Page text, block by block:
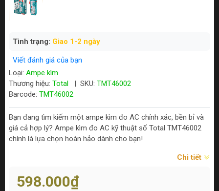
Tình trạng: Giao 1-2 ngày
Viết đánh giá của bạn
Loại: Ampe kìm
Thương hiệu: Total SKU: TMT46002
Barcode: TMT46002
Bạn đang tìm kiếm một ampe kìm đo AC chính xác, bền bỉ và
giá cả hợp lý? Ampe kìm đo AC kỹ thuật số Total TMT46002
chính là lựa chọn hoàn hảo dành cho bạn!
Chi tiết
598.000₫